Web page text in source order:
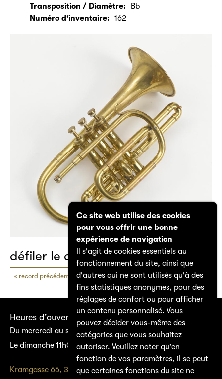
Transposition / Diamètre:
Bb
Numéro d'inventaire:
162
défiler le catalogue
record précédent prochain record
Heures d'ouverture
Du mercredi au samedi 14h00–17h00
Le dimanche 11h00–17h00
Kramgasse 66, 3011 Bern
Ce site web utilise des cookies
pour vous offrir une bonne
expérience de navigation
Il s'agit de cookies essentiels au
fonctionnement du site, ainsi que
d'autres qui ne sont utilisés qu'à des
fins statistiques anonymes, pour des
réglages de confort ou pour afficher
un contenu personnalisé. Vous
pouvez décider vous-même des
catégories que vous souhaitez
autoriser. Veuillez noter qu'en
fonction de vos paramètres, il se peut
que certaines fonctions du site ne